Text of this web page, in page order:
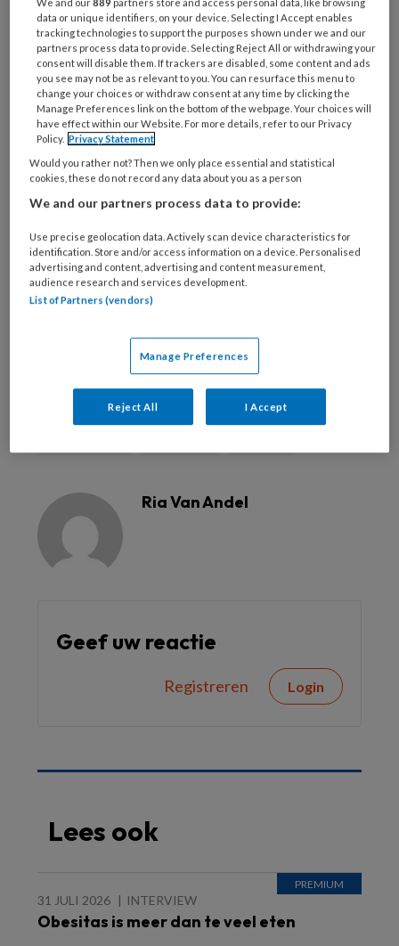
balans nodig tussen werk en privé.
Jij en je werkgever kunnen samen
Bekijk de mogelijkheden
Al abonnee?
Ria Van Andel
Geef uw reactie
Registreren Login
Lees ook
31 JULI 2026 INTERVIEW
Obesitas is meer dan te veel eten
data or unique identifiers, on your device. Selecting I Accept enables
tracking technologies to support the purposes shown under we and our
partners process data to provide. Selecting Reject All or withdrawing your
consent will disable them. If trackers are disabled, some content and ads
you see may not be as relevant to you. You can resurface this menu to
change your choices or withdraw consent at any time by clicking the
Manage Preferences link on the bottom of the webpage. Your choices will
have effect within our Website. For more details, refer to our Privacy
Policy. Privacy Statement
Would you rather not? Then we only place essential and statistical
cookies, these do not record any data about you as a person
We and our partners process data to provide:
Use precise geolocation data. Actively scan device characteristics for
identification. Store and/or access information on a device. Personalised
advertising and content, advertising and content measurement,
audience research and services development.
List of Partners (vendors)
Manage Preferences
Reject All I Accept